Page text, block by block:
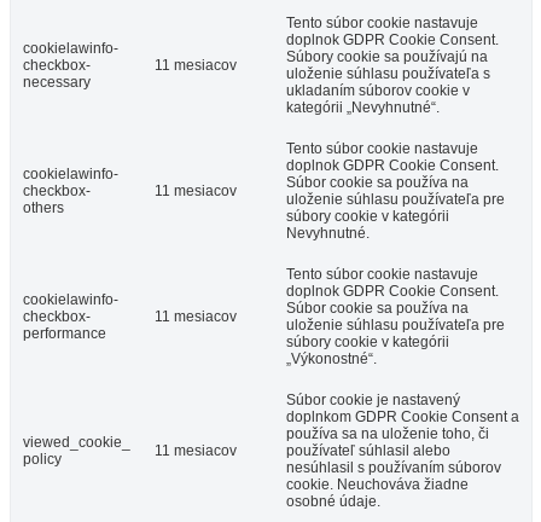
cookielawinfo-
checkbox-
necessary
11 mesiacov
Tento súbor cookie nastavuje
doplnok GDPR Cookie Consent.
Súbory cookie sa používajú na
uloženie súhlasu používateľa s
ukladaním súborov cookie v
kategórii „Nevyhnutné“.
cookielawinfo-
checkbox-
others
11 mesiacov
Tento súbor cookie nastavuje
doplnok GDPR Cookie Consent.
Súbor cookie sa používa na
uloženie súhlasu používateľa pre
súbory cookie v kategórii
Nevyhnutné.
cookielawinfo-
checkbox-
performance
11 mesiacov
Tento súbor cookie nastavuje
doplnok GDPR Cookie Consent.
Súbor cookie sa používa na
uloženie súhlasu používateľa pre
súbory cookie v kategórii
„Výkonostné“.
viewed_cookie_
policy
11 mesiacov
Súbor cookie je nastavený
doplnkom GDPR Cookie Consent a
používa sa na uloženie toho, či
používateľ súhlasil alebo
nesúhlasil s používaním súborov
cookie. Neuchováva žiadne
osobné údaje.